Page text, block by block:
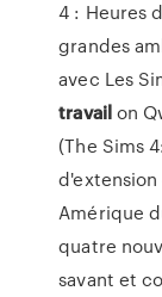
4 : Heures
grandes
avec Les
travailon
(The Sims
d'extension
Amérique
quatre
savant et